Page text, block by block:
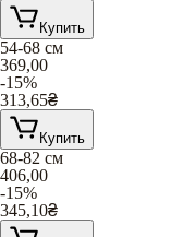
Купить
54-68 см
369,00
-15%
313,65₴
Купить
68-82 см
406,00
-15%
345,10₴